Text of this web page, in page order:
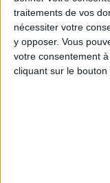
traitements de vos
nécessiter votre
y opposer. Vous
votre consentement
cliquant sur le bouton